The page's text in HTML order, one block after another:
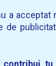
a
de
tu